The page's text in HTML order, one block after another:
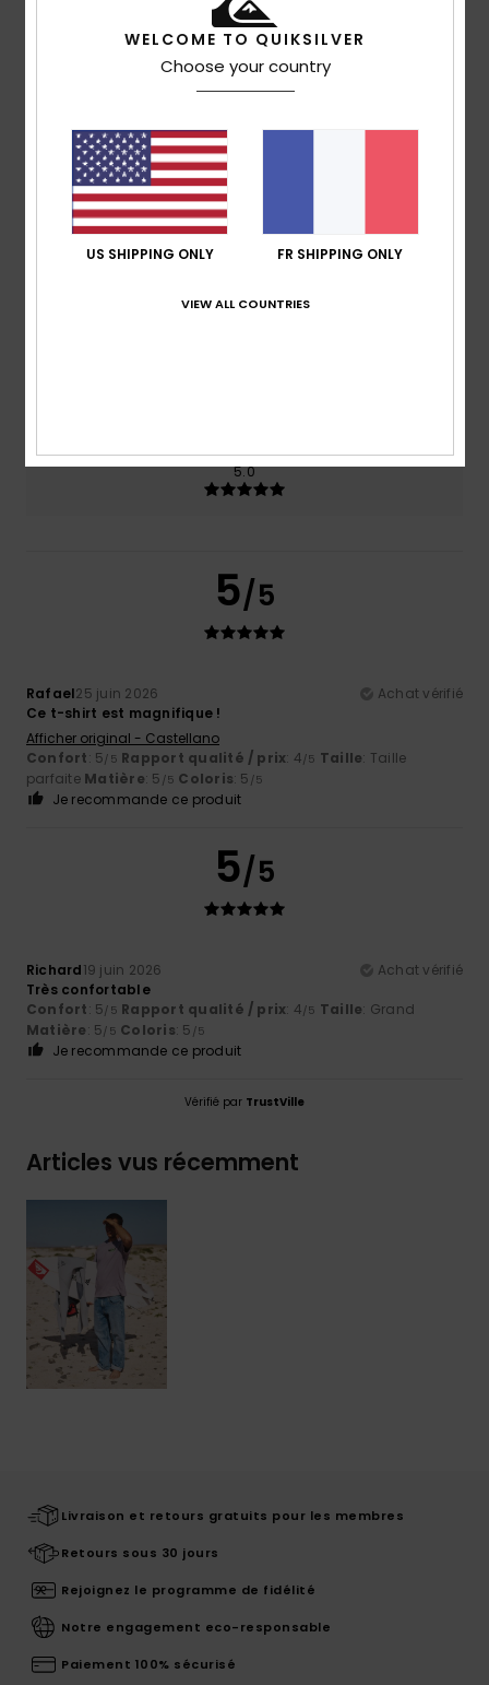
Note moyenne
5.0/5
basé sur2 avis vérifiés
100% de nos clients recommandent ce produit
Coloris
5.0
5/5
Rafael25 juin 2026
Achat vérifié
Ce t-shirt est magnifique !
Afficher original - Castellano
Confort: 5/5 Rapport qualité / prix: 4/5 Taille: Taille
parfaite Matière: 5 /5 Coloris: 5 /5
Je recommande ce produit
5/5
Richard19 juin 2026
Achat vérifié
Très confortable
Confort: 5/5 Rapport qualité / prix: 4/5 Taille: Grand
Matière: 5/5 Coloris: 5 /5
Je recommande ce produit
Vérifié par TrustVille
Articles vus récemment
Livraison et retours gratuits pour les membres
Retours sous 30 jours
Rejoignez le programme de fidélité
Notre engagement eco-responsable
Paiement 100% sécurisé
WELCOME TO QUIKSILVER
Choose your country
US SHIPPING ONLY FR SHIPPING ONLY
VIEW ALL COUNTRIES